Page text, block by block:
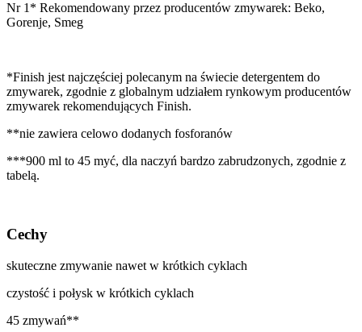
Nr 1* Rekomendowany przez producentów zmywarek: Beko,
Gorenje, Smeg
*Finish jest najczęściej polecanym na świecie detergentem do
zmywarek, zgodnie z globalnym udziałem rynkowym producentów
zmywarek rekomendujących Finish.
**nie zawiera celowo dodanych fosforanów
***900 ml to 45 myć, dla naczyń bardzo zabrudzonych, zgodnie z
tabelą.
Cechy
skuteczne zmywanie nawet w krótkich cyklach
czystość i połysk w krótkich cyklach
45 zmywań**